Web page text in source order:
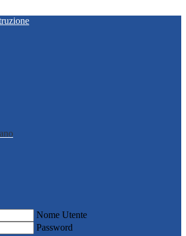
Nome Utente
Password